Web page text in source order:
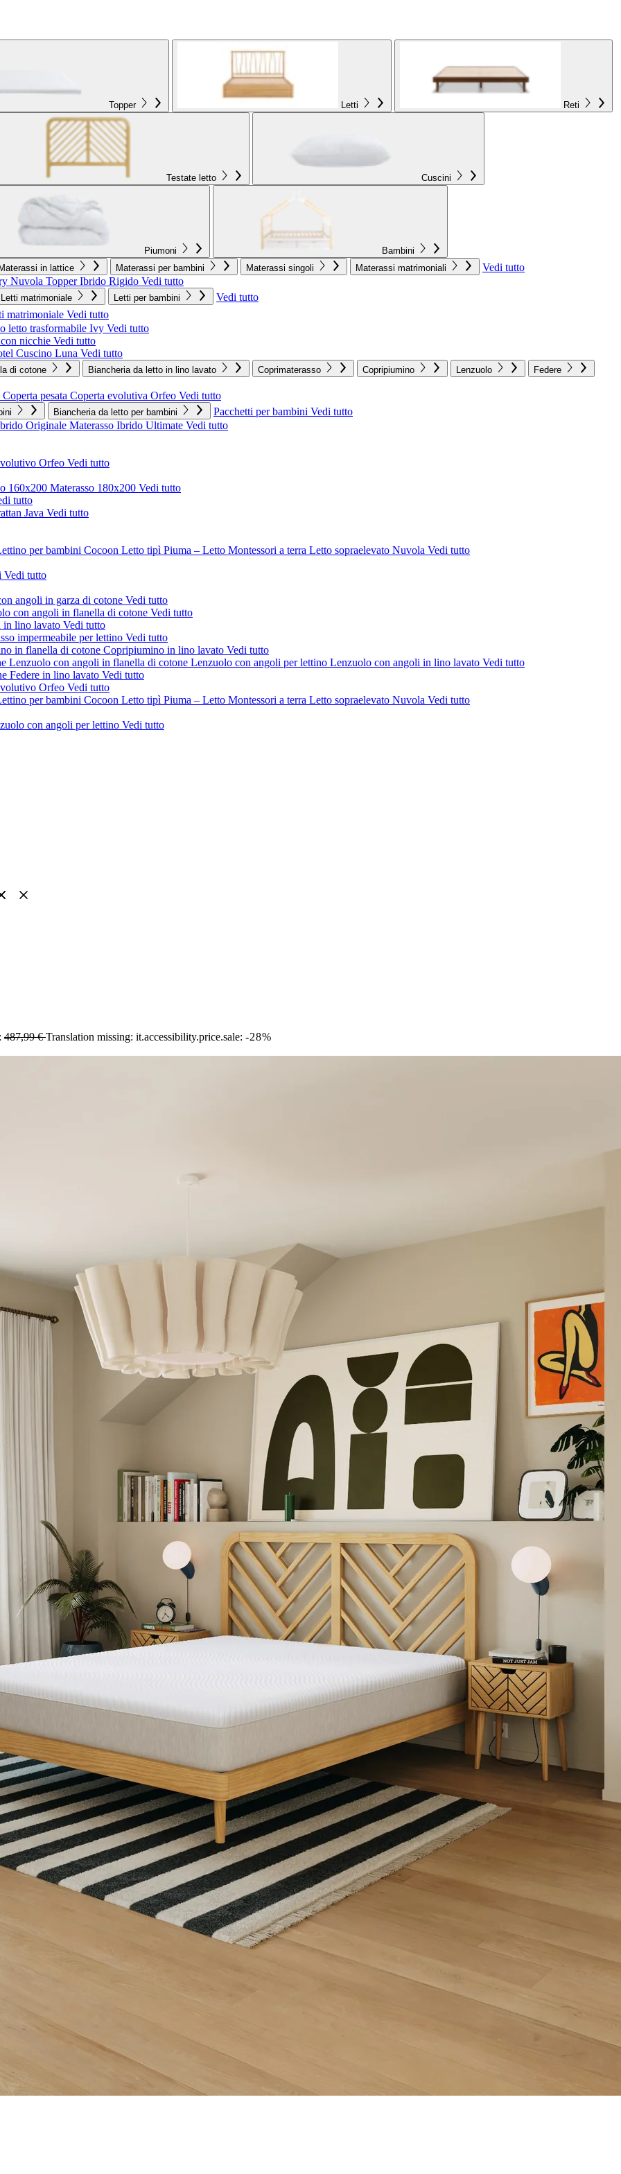
Topper Letti Reti
Testate letto Cuscini
Piumoni
Bambini
Materassi in lattice Materassi per bambini Materassi singoli Materassi matrimoniali
Vedi tutto
Nuvola Topper Ibrido Rigido Vedi tutto
Letti matrimoniale Letti per bambini Vedi tutto
matrimoniale Vedi tutto
letto trasformabile Ivy Vedi tutto
nicchie Vedi tutto
Cuscino Luna Vedi tutto
di cotone Biancheria da letto in lino lavato Coprimaterasso Copripiumino Lenzuolo Federe
Coperta pesata Coperta evolutiva Orfeo Vedi tutto
Biancheria da letto per bambini Pacchetti per bambini Vedi tutto
Originale Materasso Ibrido Ultimate Vedi tutto
Orfeo Vedi tutto
160x200 Materasso 180x200 Vedi tutto
tutto
Java Vedi tutto
per bambini Cocoon Letto tipì Piuma – Letto Montessori a terra Letto sopraelevato Nuvola Vedi tutto
Vedi tutto
angoli in garza di cotone Vedi tutto
con angoli in flanella di cotone Vedi tutto
in lino lavato Vedi tutto
impermeabile per lettino Vedi tutto
in flanella di cotone Copripiumino in lino lavato Vedi tutto
Lenzuolo con angoli in flanella di cotone Lenzuolo con angoli per lettino Lenzuolo con angoli in lino lavato Vedi tutto
Federe in lino lavato Vedi tutto
Orfeo Vedi tutto
per bambini Cocoon Letto tipì Piuma – Letto Montessori a terra Letto sopraelevato Nuvola Vedi tutto
con angoli per lettino Vedi tutto
487,99 €Translation missing: it.accessibility.price.sale: -28%